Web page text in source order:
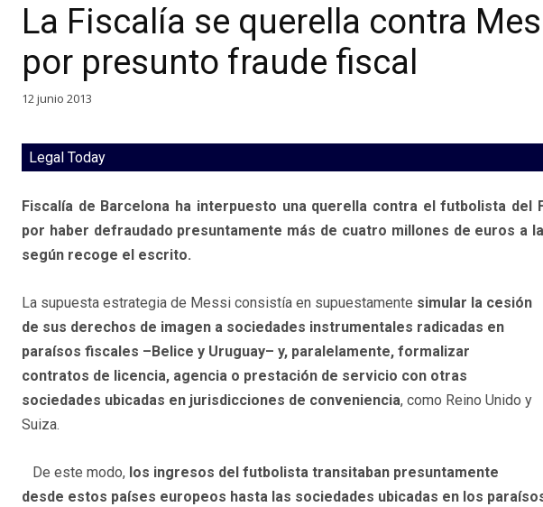
La Fiscalía se querella contra
por presunto fraude fiscal
12 junio 2013
Legal Today
Fiscalía de Barcelona ha interpuesto una querella contra el futbolista del
por haber defraudado presuntamente más de cuatro millones de euros a
según recoge el escrito.
La supuesta estrategia de Messi consistía en supuestamente simular la cesión
de sus derechos de imagen a sociedades instrumentales radicadas en
paraísos fiscales –Belice y Uruguay– y, paralelamente, formalizar
contratos de licencia, agencia o prestación de servicio con otras
sociedades ubicadas en jurisdicciones de conveniencia, como Reino Unido y
Suiza.
De este modo, los ingresos del futbolista transitaban presuntamente
desde estos países europeos hasta las sociedades ubicadas en los